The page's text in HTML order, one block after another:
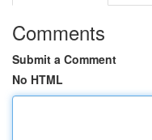
Comments
Submit a Comment
No HTML